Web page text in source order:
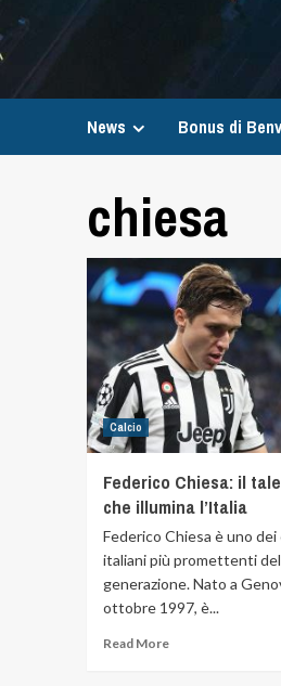
News Bonus di
chiesa
Calcio
Federico Chiesa: il
che illumina l’Italia
Federico Chiesa è uno
italiani più promettenti
generazione. Nato a
ottobre 1997, è...
Read More